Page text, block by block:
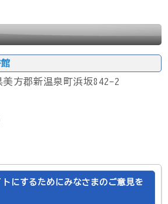
方郡新温泉町浜坂842-2
にするためにみなさまのご意見を